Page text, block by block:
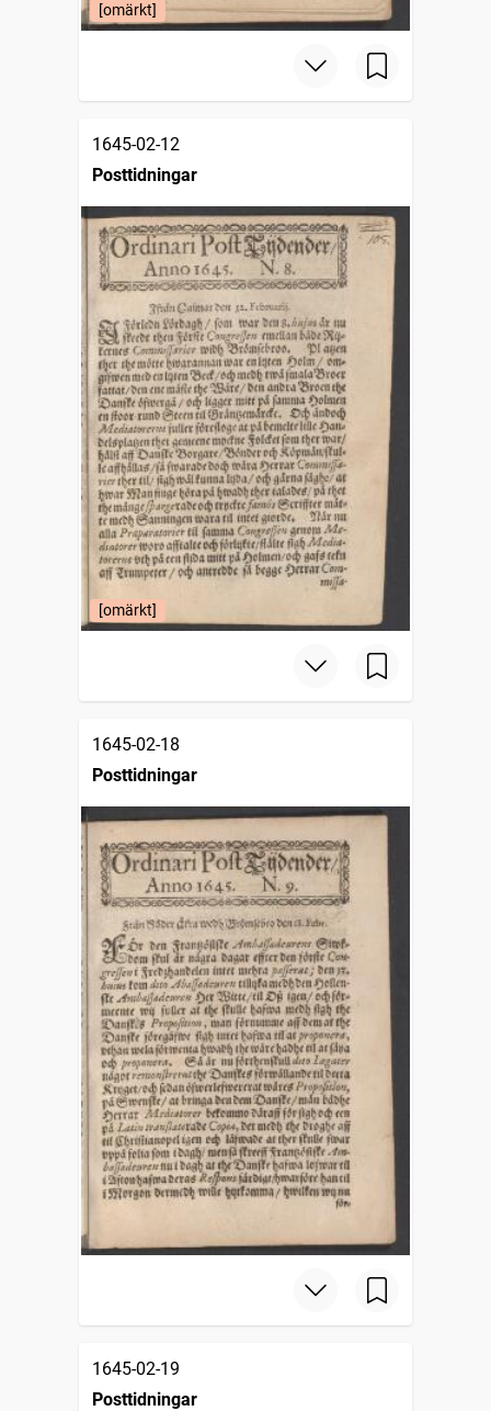
[omärkt]
1645-02-12
Posttidningar
[omärkt]
1645-02-18
Posttidningar
1645-02-19
Posttidningar